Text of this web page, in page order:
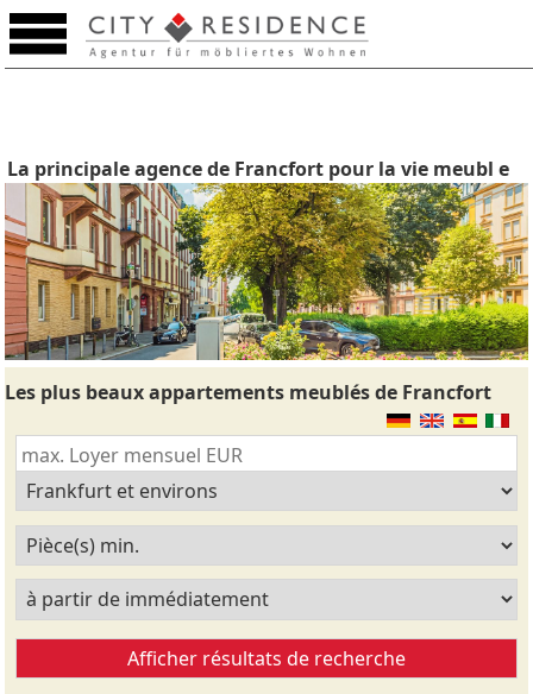
La principale agence de Francfort pour la vie meubl e
Les plus beaux appartements meublés de Francfort